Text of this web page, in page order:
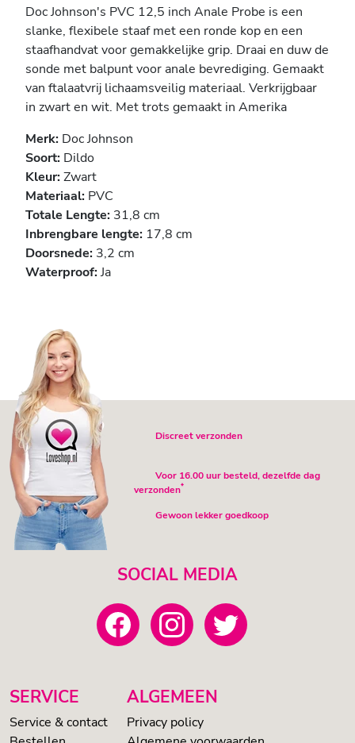
Doc Johnson's PVC 12,5 inch Anale Probe is een
slanke, flexibele staaf met een ronde kop en een
staafhandvat voor gemakkelijke grip. Draai en duw de
sonde met balpunt voor anale bevrediging. Gemaakt
van ftalaatvrij lichaamsveilig materiaal. Verkrijgbaar
in zwart en wit. Met trots gemaakt in Amerika
Merk: Doc Johnson
Soort: Dildo
Kleur:Zwart
Materiaal: PVC
Totale Lengte: 31,8 cm
Inbrengbare lengte: 17,8 cm
Doorsnede: 3,2 cm
Waterproof:Ja
Discreet verzonden
Voor 16.00 uur besteld, dezelfde dag
verzonden*
Gewoon lekker goedkoop
SOCIAL MEDIA
SERVICE
Service & contact
ALGEMEEN
Privacy policy